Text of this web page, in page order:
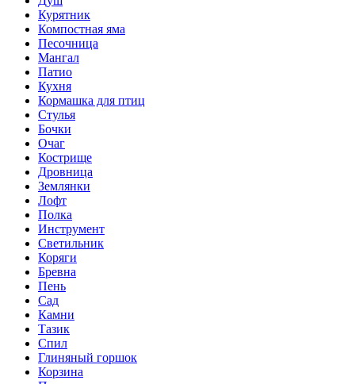
Курятник
Компостная яма
Песочница
Мангал
Патио
Кухня
Кормашка для птиц
Стулья
Бочки
Очаг
Кострище
Дровница
Землянки
Лофт
Полка
Инструмент
Светильник
Коряги
Бревна
Пень
Сад
Камни
Тазик
Спил
Глиняный горшок
Корзина